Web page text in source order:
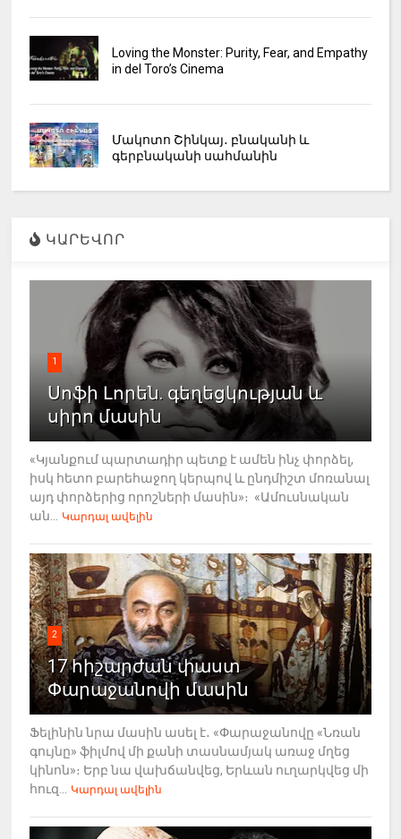
Loving the Monster: Purity, Fear, and Empathy
in del Toro’s Cinema
Մակոտո Շինկայ․ բնականի և
գերբնականի սահմանին
ԿԱՐԵՎՈՐ
1
Սոֆի Լորեն. գեղեցկության և
սիրո մասին
«Կյանքում պարտադիր պետք է ամեն ինչ փորձել,
իսկ հետո բարեհաջող կերպով և ընդմիշտ մոռանալ
այդ փորձերից որոշների մասին»։ «Ամուսնական
ան...
Կարդալ ավելին
2
17 հիշարժան փաստ
Փարաջանովի մասին
Ֆելինին նրա մասին ասել է․ «Փարաջանովը «Նռան
գույնը» ֆիլմով մի քանի տասնամյակ առաջ մղեց
կինոն»։ Երբ նա վախճանվեց, Երևան ուղարկվեց մի
հուզ...
Կարդալ ավելին